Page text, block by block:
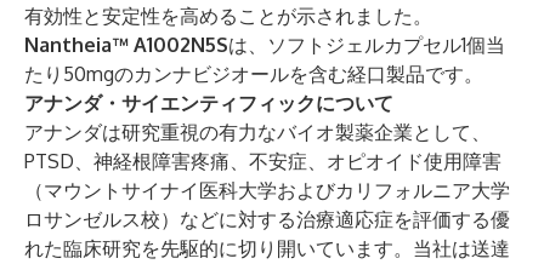
有効性と安定性を高めることが示されました。
Nantheia™ A1002N5Sは、ソフトジェルカプセル1個当
たり50mgのカンナビジオールを含む経口製品です。
アナンダ・サイエンティフィックについて
アナンダは研究重視の有力なバイオ製薬企業として、
PTSD、 神経根障害疼痛、 不安症、オピオイド使用障害
（マウントサイナイ医科大学およびカリフォルニア大学
ロサンゼルス校）などに対する治療適応症を評価する優
れた臨床研究を先駆的に切り開いています。当社は送達